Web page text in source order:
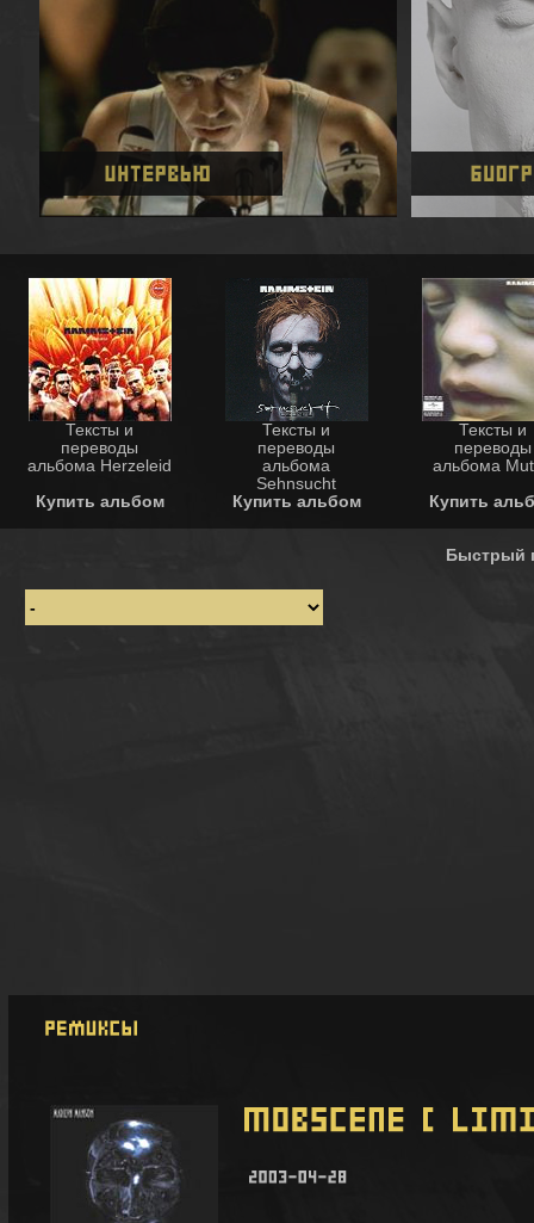
Тексты и
переводы
альбома Herzeleid
Купить альбом
Тексты и
переводы
альбома
Sehnsucht
Купить альбом
Тексты и
переводы
альбома
Купить
Быстрый